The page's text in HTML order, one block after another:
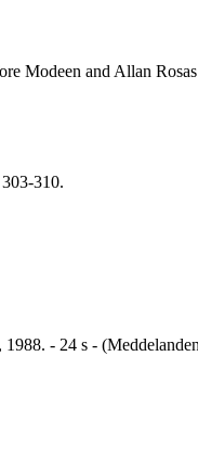
Modeen and Allan
310.
- 24 s -